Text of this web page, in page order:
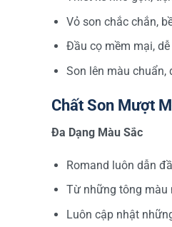
Vỏ son chắc chắn,
Đầu cọ mềm mại,
Son lên màu chuẩn,
Chất Son Mượt
Đa Dạng Màu Sắc
Romand luôn dẫn
Từ những tông màu
Luôn cập nhật